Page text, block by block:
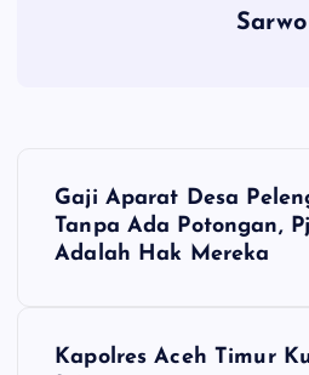
Sarwo
Gaji Aparat Desa
Tanpa Ada Potongan,
Adalah Hak Mereka
Kapolres Aceh Timur